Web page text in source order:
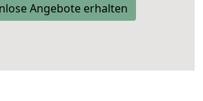
Angebote erhalten